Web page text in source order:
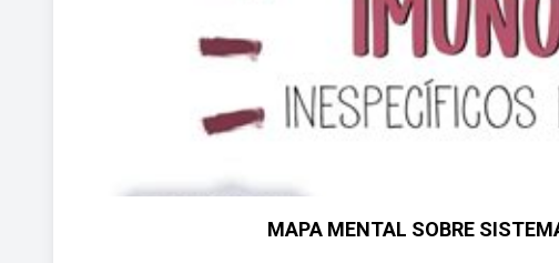
MAPA MENTAL SOBRE